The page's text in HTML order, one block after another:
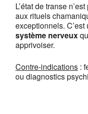
L’état de transe
aux rituels
exceptionnels. C’est
système nerveux
apprivoiser.
Contre-indications :
ou diagnostics